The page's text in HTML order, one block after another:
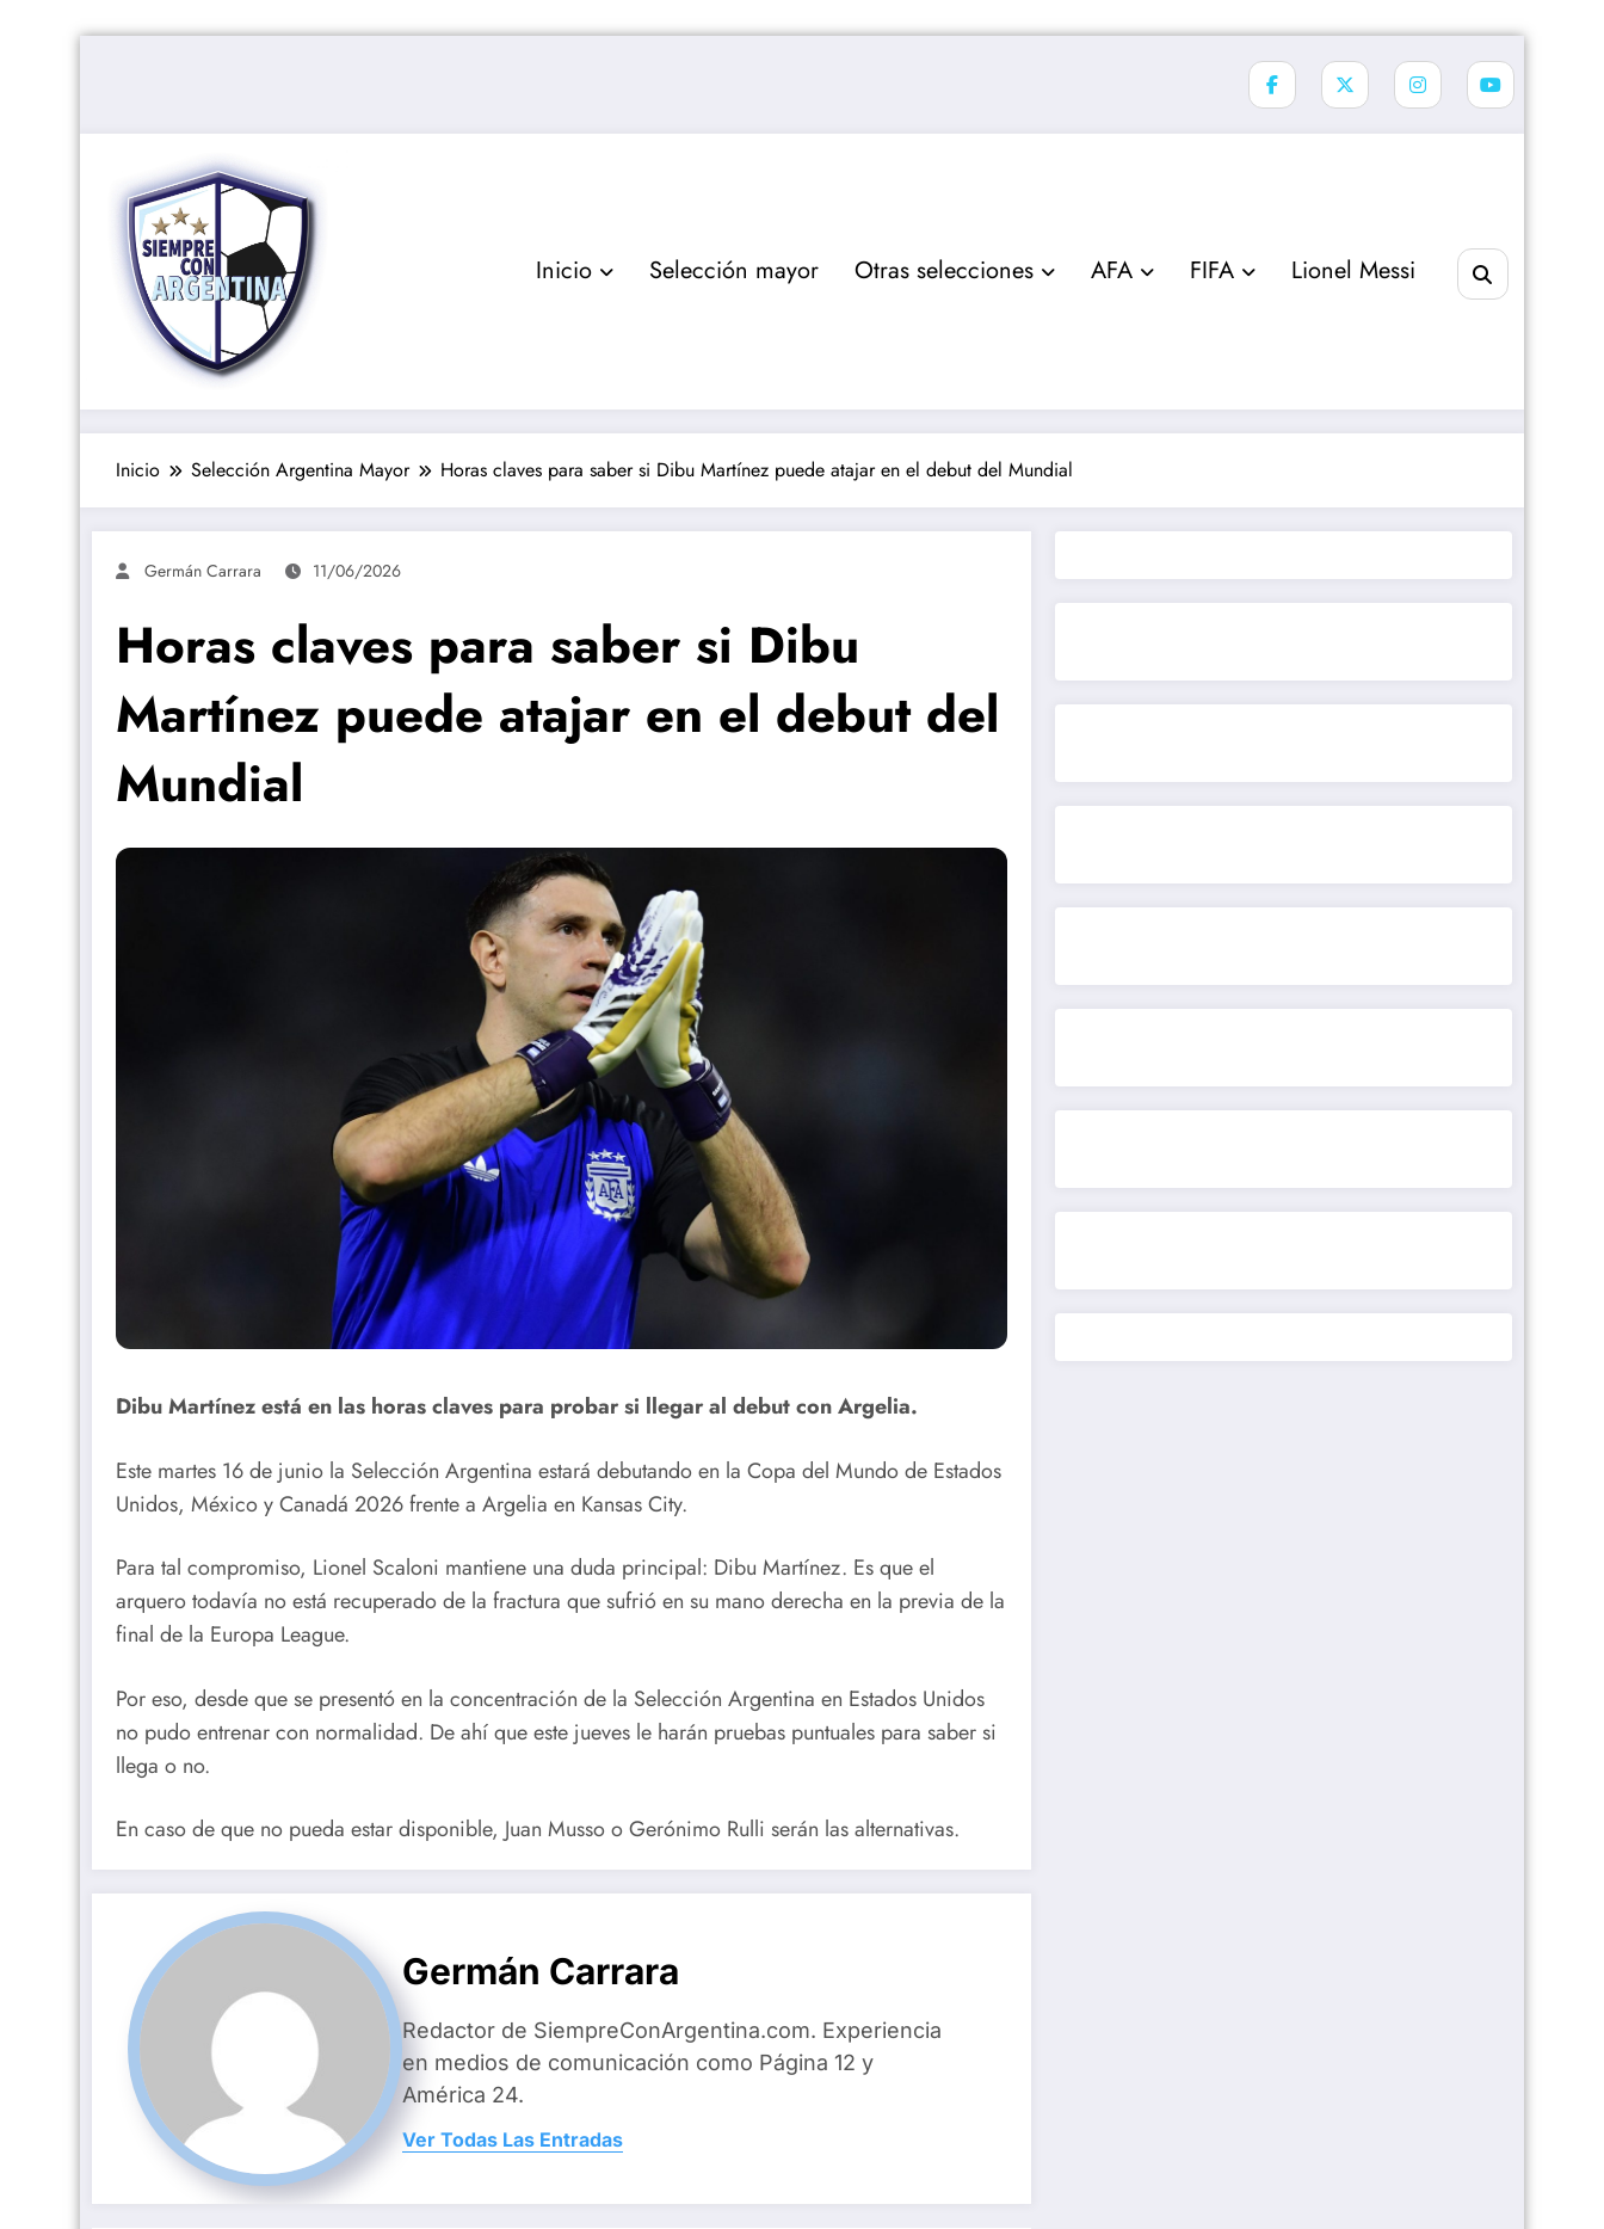
Inicio Selección mayor Otras selecciones AFA FIFA Lionel Messi
Inicio Selección Argentina Mayor Horas claves para saber si Dibu Martínez puede atajar en el debut del Mundial
Germán Carrara 11/06/2026
Horas claves para saber si Dibu
Martínez puede atajar en el debut del
Mundial
Dibu Martínez está en las horas claves para probar si llegar al debut con Argelia.
Este martes 16 de junio la Selección Argentina estará debutando en la Copa del Mundo de Estados
Unidos, México y Canadá 2026 frente a Argelia en Kansas City.
Para tal compromiso, Lionel Scaloni mantiene una duda principal: Dibu Martínez. Es que el
arquero todavía no está recuperado de la fractura que sufrió en su mano derecha en la previa de la
final de la Europa League.
Por eso, desde que se presentó en la concentración de la Selección Argentina en Estados Unidos
no pudo entrenar con normalidad. De ahí que este jueves le harán pruebas puntuales para saber si
llega o no.
En caso de que no pueda estar disponible, Juan Musso o Gerónimo Rulli serán las alternativas.
Germán Carrara
Redactor de SiempreConArgentina.com. Experiencia
en medios de comunicación como Página 12 y
América 24.
Ver Todas Las Entradas